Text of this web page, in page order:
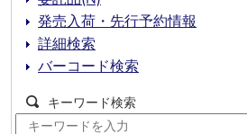
発売入荷・先行予約情報
詳細検索
バーコード検索
キーワード検索